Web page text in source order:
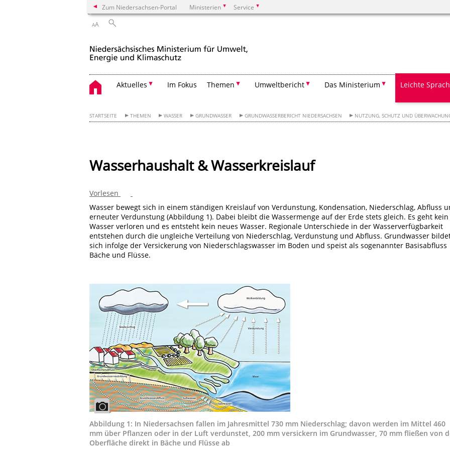
Zum Niedersachsen-Portal Ministerien Service
AA
Aktuelles Im Fokus Themen Umweltbericht Das Ministerium Leichte
STARTSEITE THEMEN WASSER GRUNDWASSER GRUNDWASSERBERICHT NIEDERSACHSEN NUTZUNG, SCHUTZ UND
Wasserhaushalt & Wasserkreislauf
Vorlesen
Wasser bewegt sich in einem ständigen Kreislauf von Verdunstung, Kondensation, Niederschlag, Abfluss
erneuter Verdunstung (Abbildung 1). Dabei bleibt die Wassermenge auf der Erde stets gleich. Es geht kein
Wasser verloren und es entsteht kein neues Wasser. Regionale Unterschiede in der Wasserverfügbarkeit
entstehen durch die ungleiche Verteilung von Niederschlag, Verdunstung und Abfluss. Grundwasser
sich infolge der Versickerung von Niederschlagswasser im Boden und speist als sogenannter Basisabfluss
Bäche und Flüsse.
Abbildung 1: In Niedersachsen fallen im Jahresmittel 730 mm Niederschlag; davon werden im Mittel 460
mm über Pflanzen oder in der Luft verdunstet, 200 mm versickern im Grundwasser, 70 mm fließen von
Oberfläche direkt in Bäche und Flüsse ab